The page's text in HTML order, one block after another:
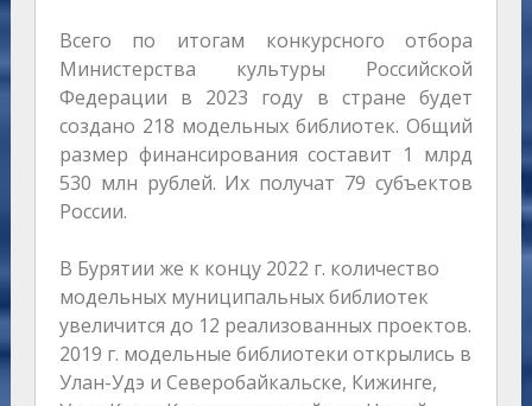
Всего по итогам конкурсного отбора
Министерства культуры Российской
Федерации в 2023 году в стране будет
создано 218 модельных библиотек. Общий
размер финансирования составит 1 млрд
530 млн рублей. Их получат 79 субъектов
России.
В Бурятии же к концу 2022 г. количество
модельных муниципальных библиотек
увеличится до 12 реализованных проектов.
2019 г. модельные библиотеки открылись в
Улан-Удэ и Северобайкальске, Кижинге,